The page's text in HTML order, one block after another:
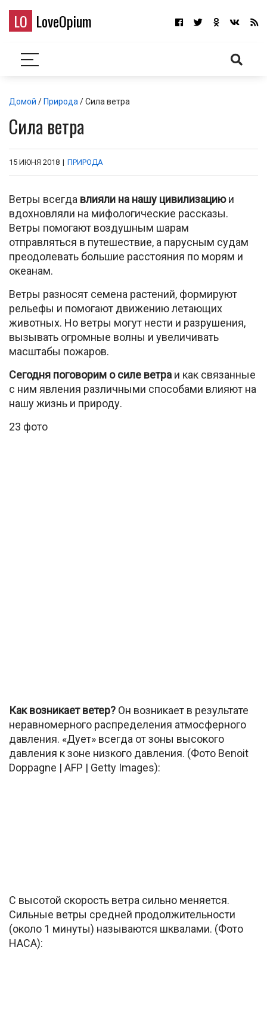
LO LoveOpium
Домой / Природа / Сила ветра
Сила ветра
15 ИЮНЯ 2018 | ПРИРОДА
Ветры всегда влияли на нашу цивилизациюи
вдохновляли на мифологические рассказы.
Ветры помогают воздушным шарам
отправляться в путешествие, а парусным судам
преодолевать большие расстояния по морям и
океанам.
Ветры разносят семена растений, формируют
рельефы и помогают движению летающих
животных. Но ветры могут нести и разрушения,
вызывать огромные волны и увеличивать
масштабы пожаров.
Сегодня поговорим о силе ветра и как связанные
с ним явления различными способами влияют на
нашу жизнь и природу.
23 фото
Как возникает ветер? Он возникает в результате
неравномерного распределения атмосферного
давления. «Дует» всегда от зоны высокого
давления к зоне низкого давления. (Фото Benoit
Doppagne | AFP | Getty Images):
С высотой скорость ветра сильно меняется.
Сильные ветры средней продолжительности
(около 1 минуты) называются шквалами. (Фото
НАСА):